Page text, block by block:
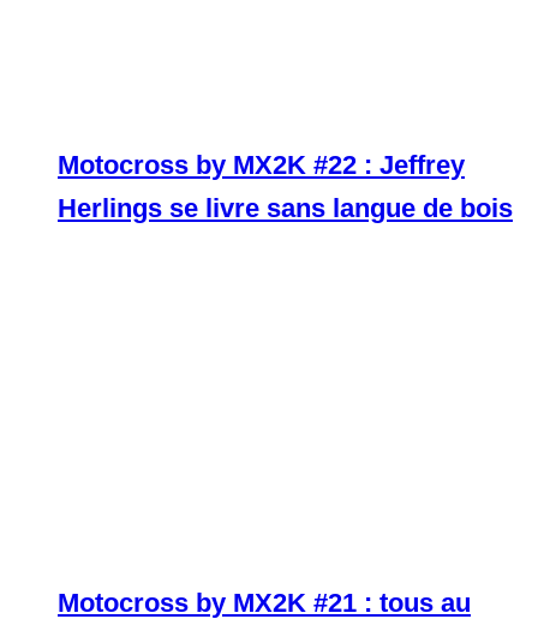
Motocross by MX2K #22 : Jeffrey
Herlings se livre sans langue de bois
Motocross by MX2K #21 : tous au